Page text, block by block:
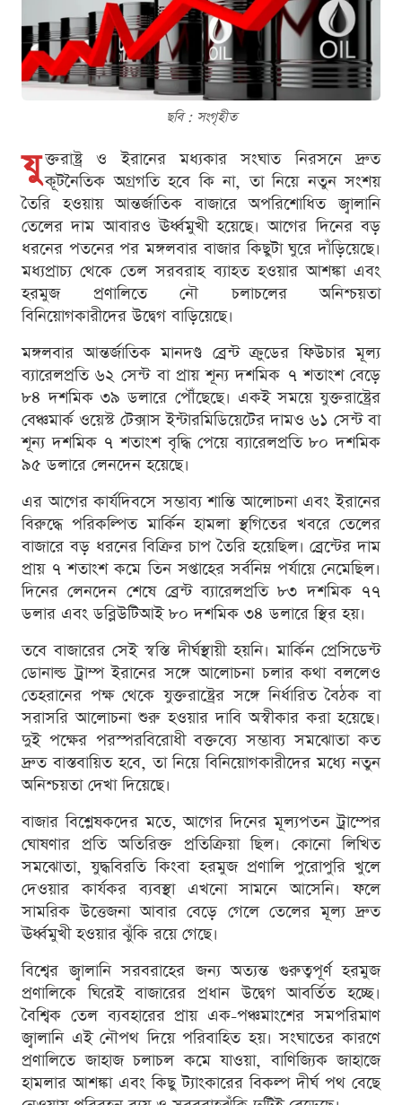
ছবি : সংগৃহীত
যু ক্তরাষ্ট্র ও ইরানের মধ্যকার সংঘাত নিরসনে দ্রুত
কূটনৈতিক অগ্রগতি হবে কি না, তা নিয়ে নতুন সংশয়
তৈরি হওয়ায় আন্তর্জাতিক বাজারে অপরিশোধিত জ্বালানি
তেলের দাম আবারও ঊর্ধ্বমুখী হয়েছে। আগের দিনের বড়
ধরনের পতনের পর মঙ্গলবার বাজার কিছুটা ঘুরে দাঁড়িয়েছে।
মধ্যপ্রাচ্য থেকে তেল সরবরাহ ব্যাহত হওয়ার আশঙ্কা এবং
হরমুজ প্রণালিতে নৌ চলাচলের অনিশ্চয়তা
বিনিয়োগকারীদের উদ্বেগ বাড়িয়েছে।
মঙ্গলবার আন্তর্জাতিক মানদণ্ড ব্রেন্ট ক্রুডের ফিউচার মূল্য
ব্যারেলপ্রতি ৬২ সেন্ট বা প্রায় শূন্য দশমিক ৭ শতাংশ বেড়ে
৮৪ দশমিক ৩৯ ডলারে পৌঁছেছে। একই সময়ে যুক্তরাষ্ট্রের
বেঞ্চমার্ক ওয়েস্ট টেক্সাস ইন্টারমিডিয়েটের দামও ৬১ সেন্ট বা
শূন্য দশমিক ৭ শতাংশ বৃদ্ধি পেয়ে ব্যারেলপ্রতি ৮০ দশমিক
৯৫ ডলারে লেনদেন হয়েছে।
এর আগের কার্যদিবসে সম্ভাব্য শান্তি আলোচনা এবং ইরানের
বিরুদ্ধে পরিকল্পিত মার্কিন হামলা স্থগিতের খবরে তেলের
বাজারে বড় ধরনের বিক্রির চাপ তৈরি হয়েছিল। ব্রেন্টের দাম
প্রায় ৭ শতাংশ কমে তিন সপ্তাহের সর্বনিম্ন পর্যায়ে নেমেছিল।
দিনের লেনদেন শেষে ব্রেন্ট ব্যারেলপ্রতি ৮৩ দশমিক ৭৭
ডলার এবং ডব্লিউটিআই ৮০ দশমিক ৩৪ ডলারে স্থির হয়।
তবে বাজারের সেই স্বস্তি দীর্ঘস্থায়ী হয়নি। মার্কিন প্রেসিডেন্ট
ডোনাল্ড ট্রাম্প ইরানের সঙ্গে আলোচনা চলার কথা বললেও
তেহরানের পক্ষ থেকে যুক্তরাষ্ট্রের সঙ্গে নির্ধারিত বৈঠক বা
সরাসরি আলোচনা শুরু হওয়ার দাবি অস্বীকার করা হয়েছে।
দুই পক্ষের পরস্পরবিরোধী বক্তব্যে সম্ভাব্য সমঝোতা কত
দ্রুত বাস্তবায়িত হবে, তা নিয়ে বিনিয়োগকারীদের মধ্যে নতুন
অনিশ্চয়তা দেখা দিয়েছে।
বাজার বিশ্লেষকদের মতে, আগের দিনের মূল্যপতন ট্রাম্পের
ঘোষণার প্রতি অতিরিক্ত প্রতিক্রিয়া ছিল। কোনো লিখিত
সমঝোতা, যুদ্ধবিরতি কিংবা হরমুজ প্রণালি পুরোপুরি খুলে
দেওয়ার কার্যকর ব্যবস্থা এখনো সামনে আসেনি। ফলে
সামরিক উত্তেজনা আবার বেড়ে গেলে তেলের মূল্য দ্রুত
ঊর্ধ্বমুখী হওয়ার ঝুঁকি রয়ে গেছে।
বিশ্বের জ্বালানি সরবরাহের জন্য অত্যন্ত গুরুত্বপূর্ণ হরমুজ
প্রণালিকে ঘিরেই বাজারের প্রধান উদ্বেগ আবর্তিত হচ্ছে।
বৈশ্বিক তেল ব্যবহারের প্রায় এক-পঞ্চমাংশের সমপরিমাণ
জ্বালানি এই নৌপথ দিয়ে পরিবাহিত হয়। সংঘাতের কারণে
প্রণালিতে জাহাজ চলাচল কমে যাওয়া, বাণিজ্যিক জাহাজে
হামলার আশঙ্কা এবং কিছু ট্যাংকারের বিকল্প দীর্ঘ পথ বেছে